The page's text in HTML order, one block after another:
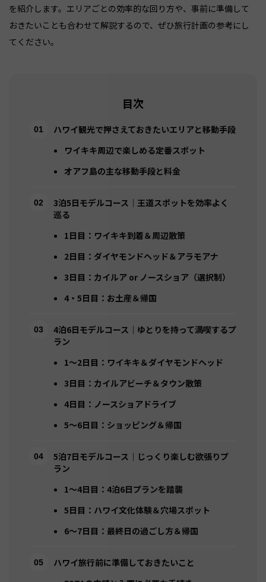
を紹介します。エリアごとの効率的な回り方や、事前に準備して
おきたいことも合わせて解説するので、ぜひ旅行計画の参考にし
てください。
目次
ハワイ観光で押さえておきたいエリアと移動手段
ワイキキ周辺で楽しめる定番スポット
オアフ島の主な移動手段と料金
3泊5日モデルコース｜王道スポットを効率よく
巡る
1日目：ワイキキ到着＆周辺散策
2日目：ダイヤモンドヘッド＆アラモアナ
3日目：カイルア or ノースショア（選択制）
4・5日目：お土産＆帰国
4泊6日モデルコース｜ゆとりを持って満喫するプ
ラン
1〜2日目：ワイキキ＆ダイヤモンドヘッド
3日目：カイルアビーチ＆タウン散策
4日目：ノースショアドライブ
5〜6日目：ショッピング＆帰国
5泊7日モデルコース｜じっくり楽しむ欲張りプ
ラン
1〜4日目：4泊6日プランを踏襲
5日目：ハワイ文化体験＆穴場スポット
6〜7日目：最終日の過ごし方＆帰国
ハワイ旅行前に準備しておきたいこと